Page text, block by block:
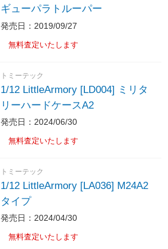
ギューパラトルーパー
発売日：2019/09/27
無料査定いたします
トミーテック
1/12 LittleArmory [LD004] ミリタ
リーハードケースA2
発売日：2024/06/30
無料査定いたします
トミーテック
1/12 LittleArmory [LA036] M24A2
タイプ
発売日：2024/04/30
無料査定いたします